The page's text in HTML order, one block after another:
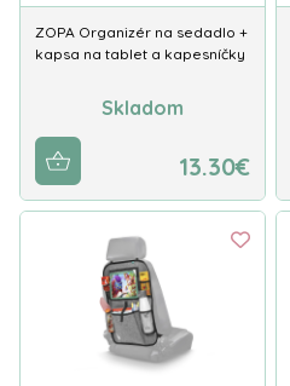
ZOPA Organizér na sedadlo +
kapsa na tablet a kapesníčky
Skladom
13.30€